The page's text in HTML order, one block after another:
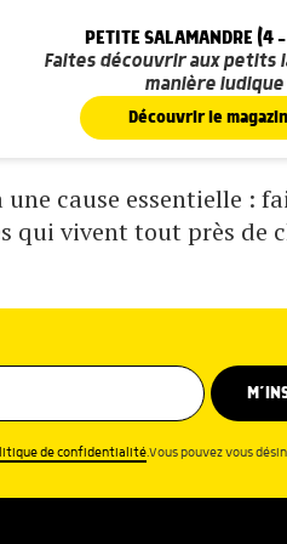
PETITE SALAMANDRE (4
Faites découvrir aux petits
manière ludique
Découvrir le
cause essentielle :
qui vivent tout près de
de confidentialité.Vous pouvez vous